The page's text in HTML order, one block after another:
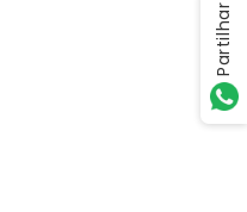
Partilhar